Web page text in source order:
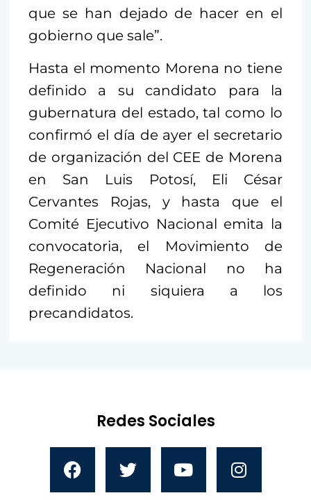
que se han dejado de hacer en el
gobierno que sale”.
Hasta el momento Morena no tiene
definido a su candidato para la
gubernatura del estado, tal como lo
confirmó el día de ayer el secretario
de organización del CEE de Morena
en San Luis Potosí, Eli César
Cervantes Rojas, y hasta que el
Comité Ejecutivo Nacional emita la
convocatoria, el Movimiento de
Regeneración Nacional no ha
definido ni siquiera a los
precandidatos.
Redes Sociales